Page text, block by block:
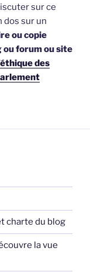
sur ce
dos sur un
ou copie
forum ou site
des
charte du blog
la vue